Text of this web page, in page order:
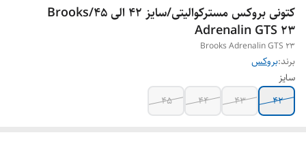
کتونی بروکس مسترکوالیتی/سایز 42 الی 45/Brooks
Adrenalin GTS 23
Brooks Adrenalin GTS 23
برند:بروکس
سایز
۴۲
۴۳ ۴۴ ۴۵